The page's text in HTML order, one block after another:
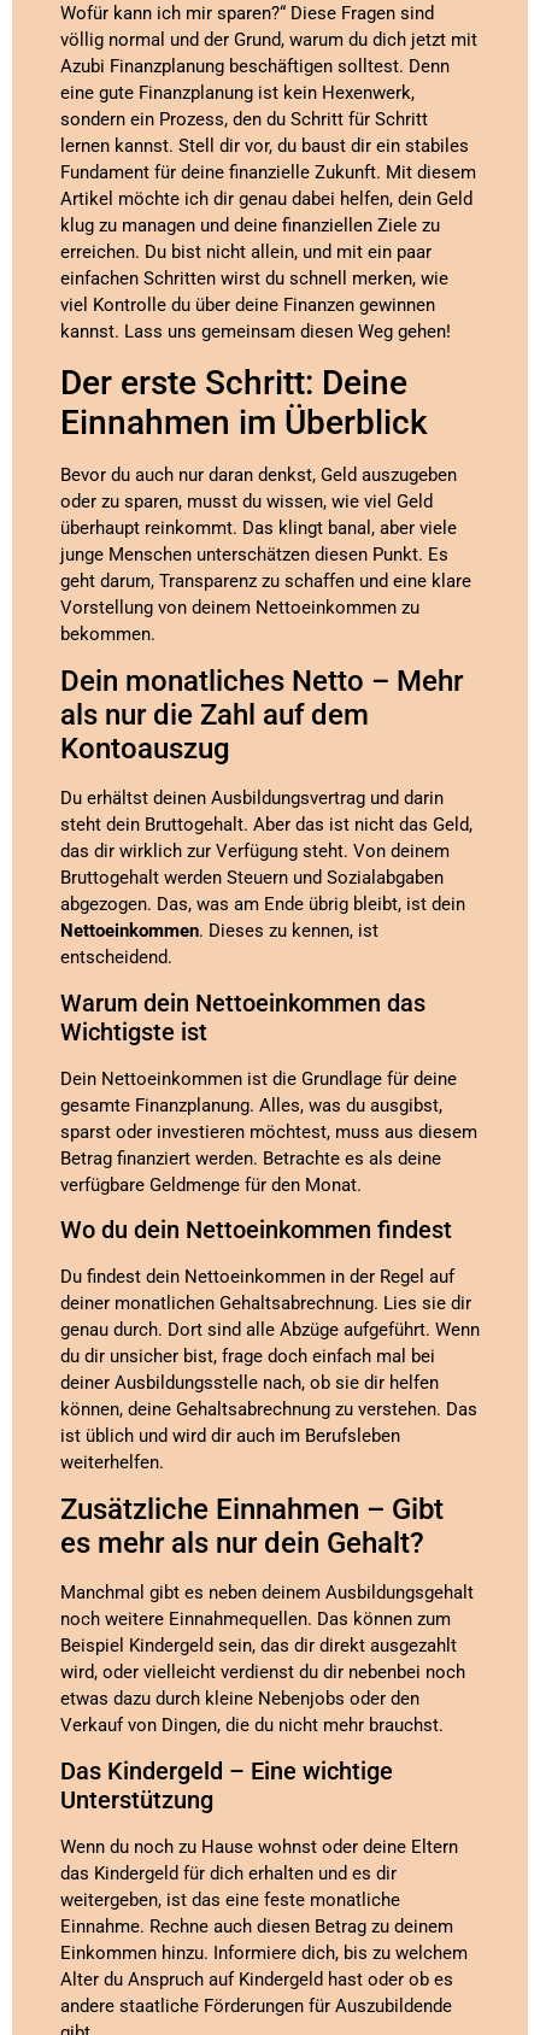
Wofür kann ich mir sparen?“ Diese Fragen sind
völlig normal und der Grund, warum du dich jetzt mit
Azubi Finanzplanung beschäftigen solltest. Denn
eine gute Finanzplanung ist kein Hexenwerk,
sondern ein Prozess, den du Schritt für Schritt
lernen kannst. Stell dir vor, du baust dir ein stabiles
Fundament für deine finanzielle Zukunft. Mit diesem
Artikel möchte ich dir genau dabei helfen, dein Geld
klug zu managen und deine finanziellen Ziele zu
erreichen. Du bist nicht allein, und mit ein paar
einfachen Schritten wirst du schnell merken, wie
viel Kontrolle du über deine Finanzen gewinnen
kannst. Lass uns gemeinsam diesen Weg gehen!
Der erste Schritt: Deine
Einnahmen im Überblick
Bevor du auch nur daran denkst, Geld auszugeben
oder zu sparen, musst du wissen, wie viel Geld
überhaupt reinkommt. Das klingt banal, aber viele
junge Menschen unterschätzen diesen Punkt. Es
geht darum, Transparenz zu schaffen und eine klare
Vorstellung von deinem Nettoeinkommen zu
bekommen.
Dein monatliches Netto – Mehr
als nur die Zahl auf dem
Kontoauszug
Du erhältst deinen Ausbildungsvertrag und darin
steht dein Bruttogehalt. Aber das ist nicht das Geld,
das dir wirklich zur Verfügung steht. Von deinem
Bruttogehalt werden Steuern und Sozialabgaben
abgezogen. Das, was am Ende übrig bleibt, ist dein
Nettoeinkommen. Dieses zu kennen, ist
entscheidend.
Warum dein Nettoeinkommen das
Wichtigste ist
Dein Nettoeinkommen ist die Grundlage für deine
gesamte Finanzplanung. Alles, was du ausgibst,
sparst oder investieren möchtest, muss aus diesem
Betrag finanziert werden. Betrachte es als deine
verfügbare Geldmenge für den Monat.
Wo du dein Nettoeinkommen findest
Du findest dein Nettoeinkommen in der Regel auf
deiner monatlichen Gehaltsabrechnung. Lies sie dir
genau durch. Dort sind alle Abzüge aufgeführt. Wenn
du dir unsicher bist, frage doch einfach mal bei
deiner Ausbildungsstelle nach, ob sie dir helfen
können, deine Gehaltsabrechnung zu verstehen. Das
ist üblich und wird dir auch im Berufsleben
weiterhelfen.
Zusätzliche Einnahmen – Gibt
es mehr als nur dein Gehalt?
Manchmal gibt es neben deinem Ausbildungsgehalt
noch weitere Einnahmequellen. Das können zum
Beispiel Kindergeld sein, das dir direkt ausgezahlt
wird, oder vielleicht verdienst du dir nebenbei noch
etwas dazu durch kleine Nebenjobs oder den
Verkauf von Dingen, die du nicht mehr brauchst.
Das Kindergeld – Eine wichtige
Unterstützung
Wenn du noch zu Hause wohnst oder deine Eltern
das Kindergeld für dich erhalten und es dir
weitergeben, ist das eine feste monatliche
Einnahme. Rechne auch diesen Betrag zu deinem
Einkommen hinzu. Informiere dich, bis zu welchem
Alter du Anspruch auf Kindergeld hast oder ob es
andere staatliche Förderungen für Auszubildende